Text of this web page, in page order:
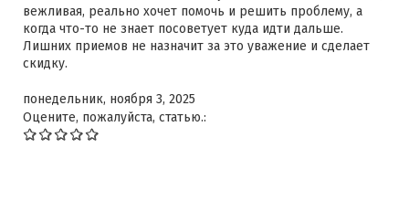
вежливая, реально хочет помочь и решить проблему, а
когда что-то не знает посоветует куда идти дальше.
Лишних приемов не назначит за это уважение и сделает
скидку.
понедельник, ноября 3, 2025
Оцените, пожалуйста, статью.: